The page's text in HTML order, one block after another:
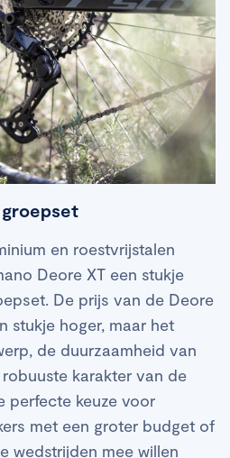
groepset
en roestvrijstalen
Deore XT een stukje
De prijs van de Deore
stukje hoger, maar het
de duurzaamheid van
karakter van de
perfecte keuze voor
met een groter budget of
wedstrijden mee willen